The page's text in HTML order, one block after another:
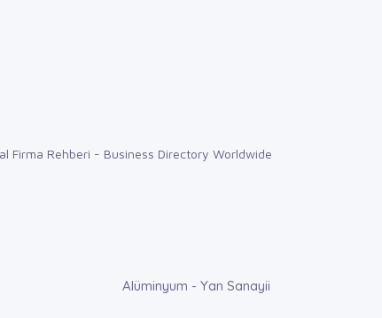
Alüminyum - Yan Sanayii